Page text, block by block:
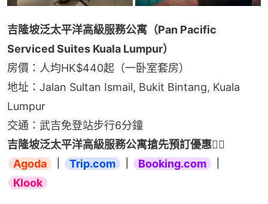
吉隆坡泛太平洋高級服務公寓（Pan Pacific
Serviced Suites Kuala Lumpur）
房價：人均HK$440起（一卧室套房）
地址：Jalan Sultan Ismail, Bukit Bintang, Kuala
Lumpur
交通：武吉免登站步行6分鐘
Agoda
Trip.com Booking.com
Klook